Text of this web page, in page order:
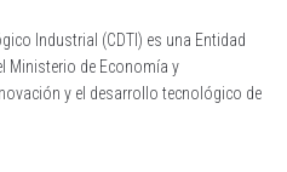
Industrial (CDTI) es una Entidad
Ministerio de Economía y
y el desarrollo tecnológico de